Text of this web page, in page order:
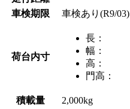
車検期限
車検あり(R9/03)
荷台内寸
長：
幅：
高：
門高：
積載量
2,000kg